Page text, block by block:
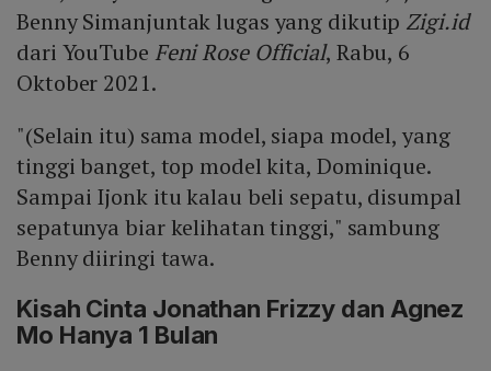
Benny Simanjuntak lugas yang dikutip Zigi.id
dari YouTube Feni Rose Official, Rabu, 6
Oktober 2021.
"(Selain itu) sama model, siapa model, yang
tinggi banget, top model kita, Dominique.
Sampai Ijonk itu kalau beli sepatu, disumpal
sepatunya biar kelihatan tinggi," sambung
Benny diiringi tawa.
Kisah Cinta Jonathan Frizzy dan Agnez
Mo Hanya 1 Bulan